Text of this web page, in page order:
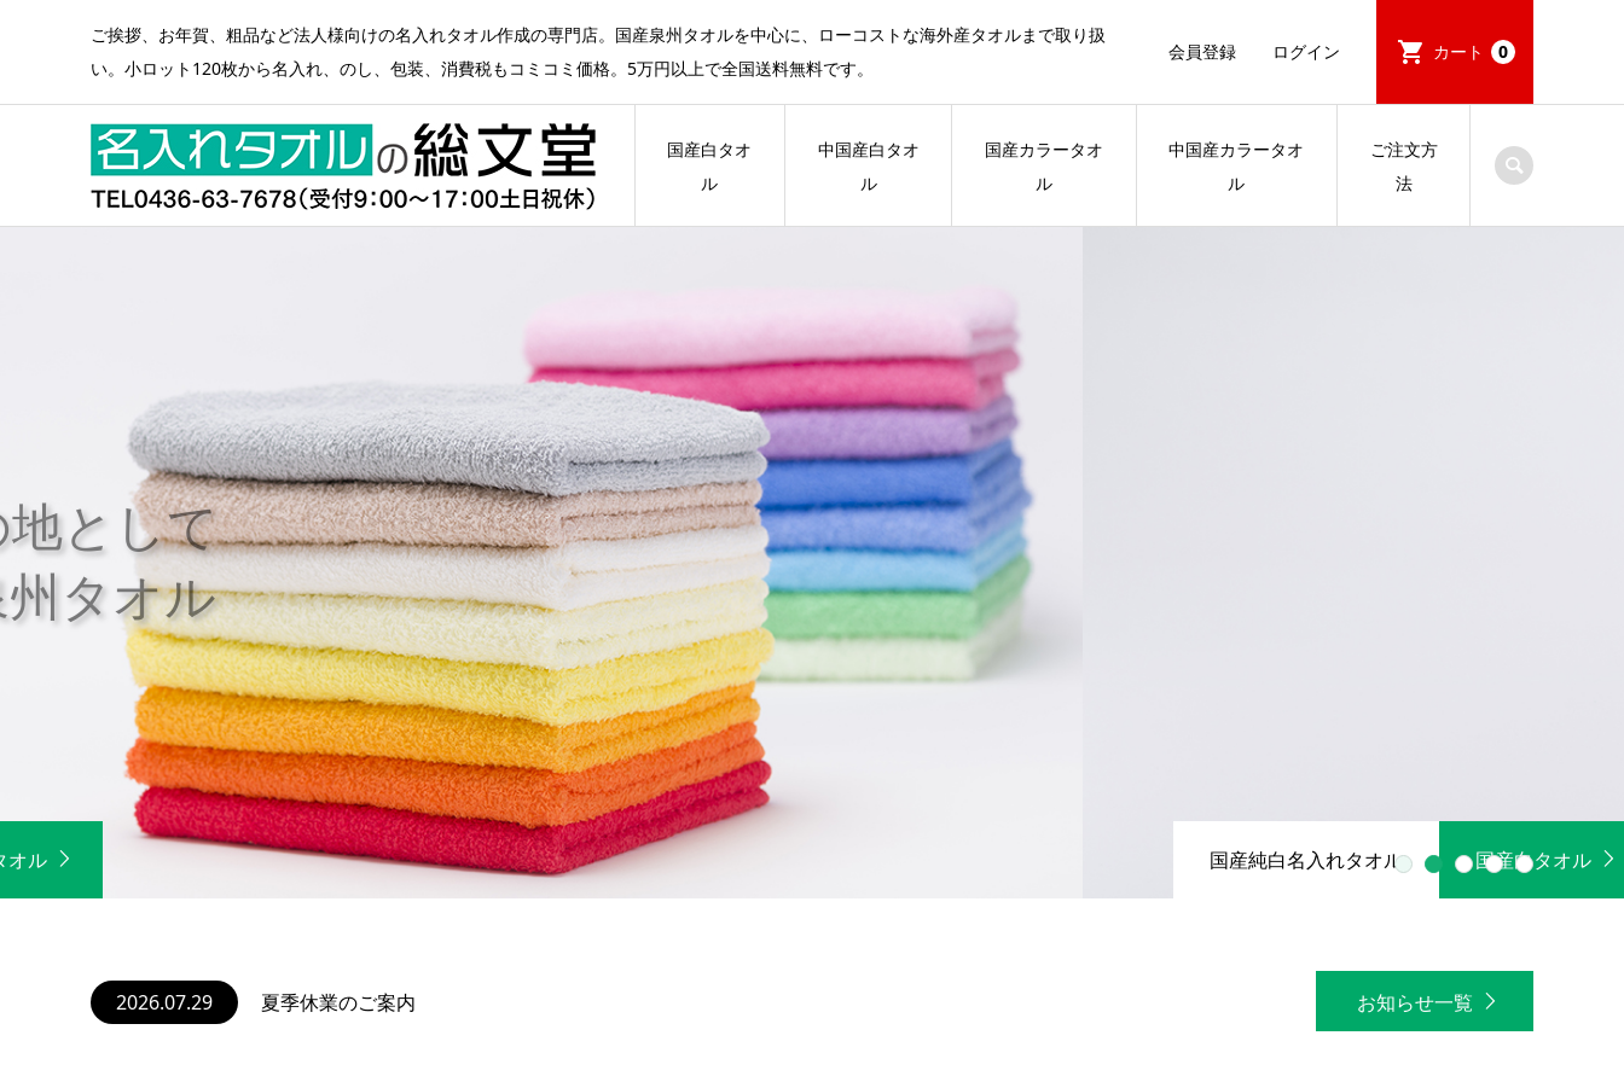
ご挨拶、お年賀、粗品など法人様向けの名入れタオル作成の専門店。国産泉州タオルを中心に、ローコストな海外産タオルまで取り扱
い。小ロット120枚から名入れ、のし、包装、消費税もコミコミ価格。5万円以上で全国送料無料です。
会員登録 ログイン カート 0
国産白タオ
ル
中国産白タオ
ル
国産カラータオ
ル
中国産カラータオ
ル
ご注文方
法
伝統の後晒し製法により
仕上げられる心地よい肌触りと吸水性
国産純白名入れタオル 国産白タオル 1 2 3 4 5
2026.07.29
2026.04.17 2026年ゴールデンウィーク期間の営業案内
2026.02.09
2026.01.06
2025.12.04 お知らせ一覧